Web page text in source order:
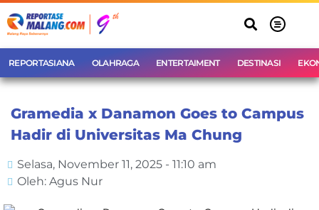
REPORTASIANA OLAHRAGA ENTERTAIMENT DESTINASI
Gramedia x Danamon Goes to Campus
Hadir di Universitas Ma Chung
Selasa, November 11, 2025 - 11:10 am
Oleh: Agus Nur